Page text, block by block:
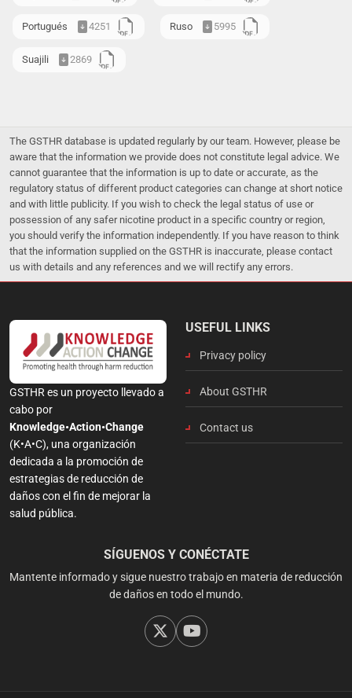
Portugués 4251 Ruso 5995
Suajili 2869
The GSTHR database is updated regularly by our team. However, please be
aware that the information we provide does not constitute legal advice. We
cannot guarantee that the information is up to date or accurate, as the
regulatory status of different product categories can change at short notice
and with little publicity. If you wish to check the legal status of use or
possession of any safer nicotine product in a specific country or region,
you should verify the information independently. If you have reason to think
that the information supplied on the GSTHR is inaccurate, please contact
us with details and any references and we will rectify any errors.
GSTHR es un proyecto llevado a
cabo por
Knowledge•Action•Change
(K•A•C), una organización
dedicada a la promoción de
estrategias de reducción de
daños con el fin de mejorar la
salud pública.
USEFUL LINKS
Privacy policy
About GSTHR
Contact us
SÍGUENOS Y CONÉCTATE
Mantente informado y sigue nuestro trabajo en materia de reducción
de daños en todo el mundo.